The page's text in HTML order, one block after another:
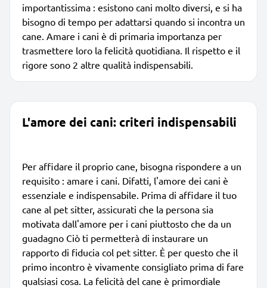
importantissima : esistono cani molto diversi, e si ha
bisogno di tempo per adattarsi quando si incontra un
cane. Amare i cani è di primaria importanza per
trasmettere loro la felicità quotidiana. Il rispetto e il
rigore sono 2 altre qualità indispensabili.
L'amore dei cani: criteri indispensabili
Per affidare il proprio cane, bisogna rispondere a un
requisito : amare i cani. Difatti, l'amore dei cani è
essenziale e indispensabile. Prima di affidare il tuo
cane al pet sitter, assicurati che la persona sia
motivata dall'amore per i cani piuttosto che da un
guadagno Ciò ti permetterà di instaurare un
rapporto di fiducia col pet sitter. È per questo che il
primo incontro è vivamente consigliato prima di fare
qualsiasi cosa. La felicità del cane è primordiale